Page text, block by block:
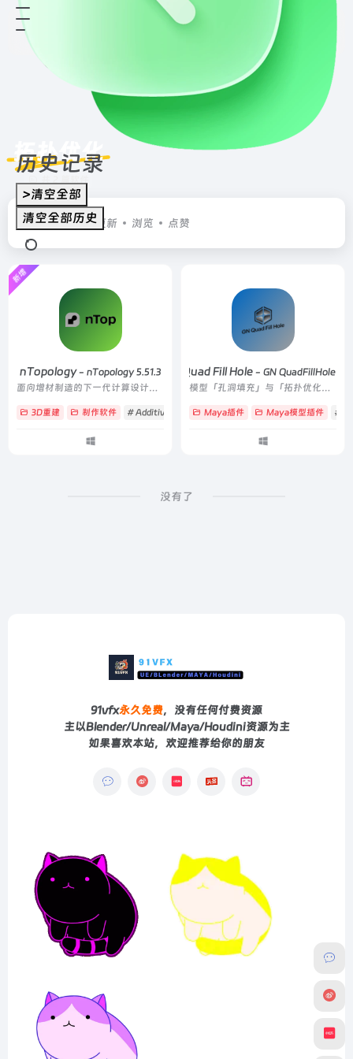
历史记录
>清空全部
清空全部历史
拓扑优化
排序 发布 更新 浏览 点赞
新增
nTopology- nTopology 5.51.3
面向增材制造的下一代计算设计软件，支持隐式建模、晶格结构与拓扑优化
3D重建 制作软件 # Additive Manufacturing # Computational Design
GN Quad Fill Hole- GN QuadFillHole
模型「孔洞填充」与「拓扑优化」的工具
Maya插件 Maya模型插件 #
没有了
91vfx永久免费，没有任何付费资源
主以Blender/Unreal/Maya/Houdini资源为主
如果喜欢本站，欢迎推荐给你的朋友